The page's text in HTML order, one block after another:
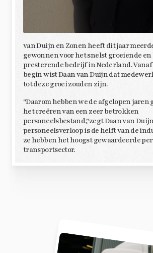
van Duijn en Zonen heeft dit jaar
gewonnen voor het snelst groeiende en
presterende bedrijf in Nederland.
begin wist Daan van Duijn dat
tot deze groei zouden zijn.
"Daarom hebben we de afgelopen
het creëren van een zeer betrokken
personeelsbestand,"zegt Daan van
personeelsverloop is de helft van de
ze hebben het hoogst gewaardeerde
transportsector.